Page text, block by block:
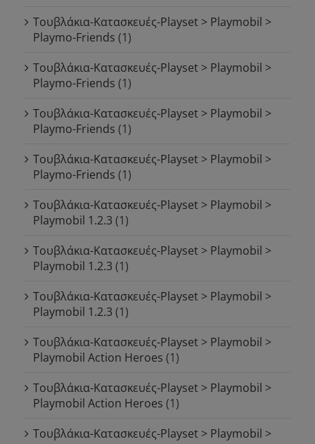
Τουβλάκια-Κατασκευές-Playset > Playmobil >
Playmo-Friends (1)
Τουβλάκια-Κατασκευές-Playset > Playmobil >
Playmo-Friends (1)
Τουβλάκια-Κατασκευές-Playset > Playmobil >
Playmo-Friends (1)
Τουβλάκια-Κατασκευές-Playset > Playmobil >
Playmo-Friends (1)
Τουβλάκια-Κατασκευές-Playset > Playmobil >
Playmobil 1.2.3 (1)
Τουβλάκια-Κατασκευές-Playset > Playmobil >
Playmobil 1.2.3 (1)
Τουβλάκια-Κατασκευές-Playset > Playmobil >
Playmobil 1.2.3 (1)
Τουβλάκια-Κατασκευές-Playset > Playmobil >
Playmobil Action Heroes (1)
Τουβλάκια-Κατασκευές-Playset > Playmobil >
Playmobil Action Heroes (1)
Τουβλάκια-Κατασκευές-Playset > Playmobil >